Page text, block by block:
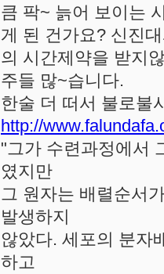
큼 팍~ 늙어 보이는
게 된 건가요? 신진
의 시간제약을 받지
주들 많~습니다.
한술 더 떠서 불로불
http://
"그가 수련과정에서
였지만
그 원자는 배렬순서
발생하지
않았다. 세포의 분자
하고